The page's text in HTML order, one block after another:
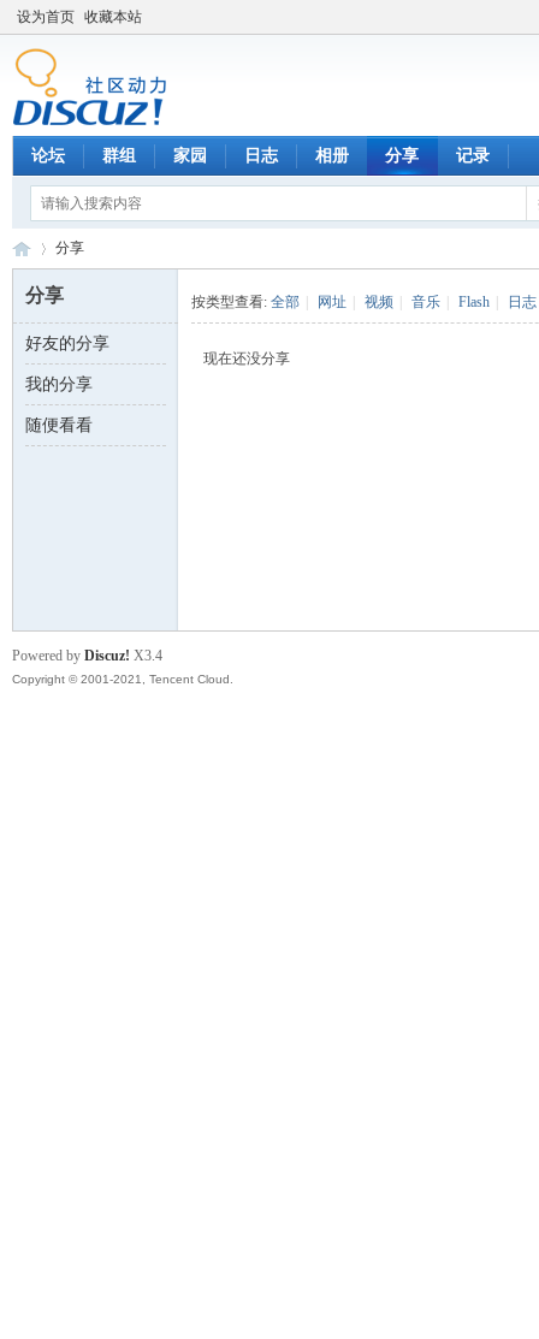
设为首页 收藏本站
论坛 群组 家园 日志 相册 分享 记录
数 ›
分享
分享
好友的分享
我的分享
随便看看
按类型查看: 全部 网址 视频 音乐 Flash 日志
现在还没分享
Powered by Discuz! X3.4
Copyright © 2001-2021, Tencent Cloud.